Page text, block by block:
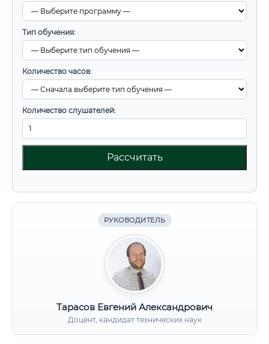
Тип обучения:
Количество часов:
Количество слушателей:
Рассчитать
РУКОВОДИТЕЛЬ
Тарасов Евгений Александрович
Доцент, кандидат технических наук